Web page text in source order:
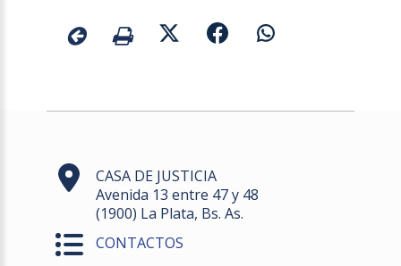
CASA DE JUSTICIA
Avenida 13 entre 47 y 48
(1900) La Plata, Bs. As.
CONTACTOS